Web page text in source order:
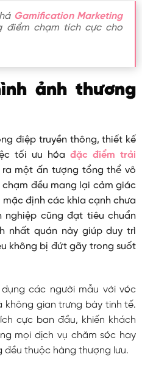
Gamification Marketing
chạm tích cực cho
ảnh thương
điệp truyền thông, thiết kế
tối ưu hóađặc điểm trải
một ấn tượng tổng thể vô
đều mang lại cảm giác
định các khía cạnh chưa
nghiệp cũng đạt tiêu chuẩn
nhất quán này giúp duy trì
không bị đứt gãy trong suốt
các người mẫu với vóc
không gian trưng bày tinh tế.
cực ban đầu, khiến khách
mọi dịch vụ chăm sóc hay
thuộc hàng thượng lưu.